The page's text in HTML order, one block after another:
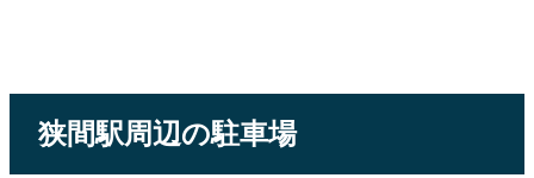
狭間駅周辺の駐車場